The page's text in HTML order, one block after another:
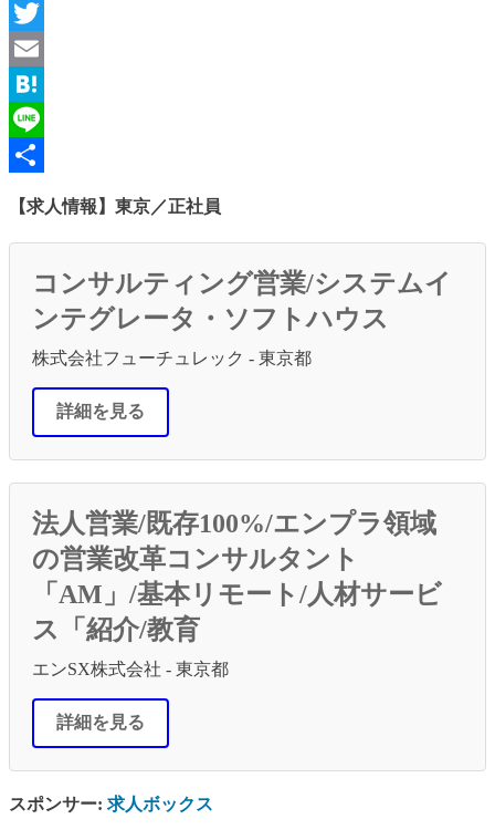
Facebook
Twitter
Email
Hatena
Line
【求人情報】東京／正社員
コンサルティング営業/システムイ
ンテグレータ・ソフトハウス
株式会社フューチュレック - 東京都
詳細を見る
法人営業/既存100%/エンプラ領域
の営業改革コンサルタント
「AM」/基本リモート/人材サービ
ス「紹介/教育
エンSX株式会社 - 東京都
詳細を見る
スポンサー: 求人ボックス